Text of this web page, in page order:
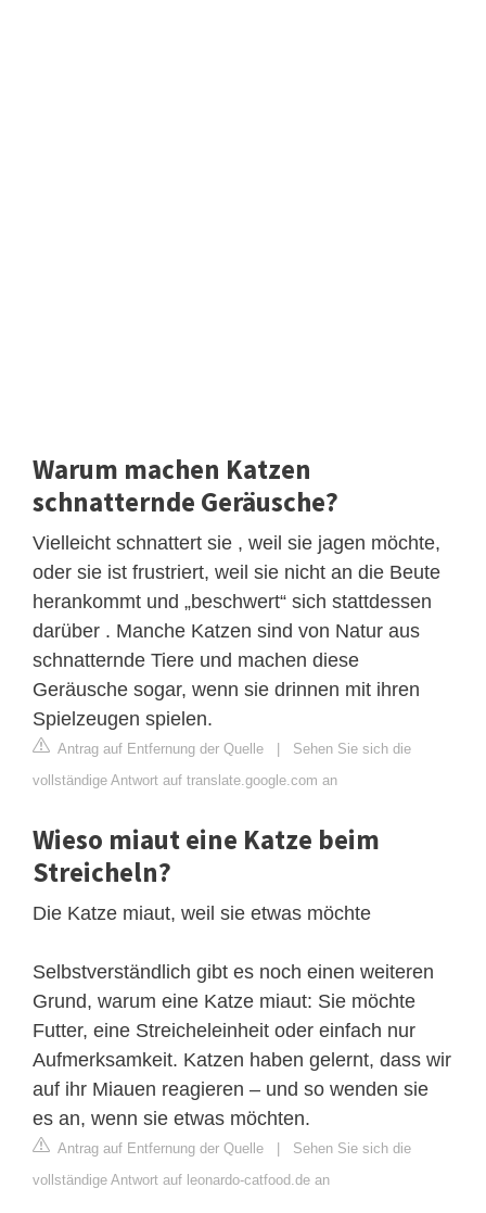
Warum machen Katzen
schnatternde Geräusche?
Vielleicht schnattert sie , weil sie jagen möchte,
oder sie ist frustriert, weil sie nicht an die Beute
herankommt und „beschwert“ sich stattdessen
darüber . Manche Katzen sind von Natur aus
schnatternde Tiere und machen diese
Geräusche sogar, wenn sie drinnen mit ihren
Spielzeugen spielen.
Antrag auf Entfernung der Quelle | Sehen Sie sich die
vollständige Antwort auf translate.google.com an
Wieso miaut eine Katze beim
Streicheln?
Die Katze miaut, weil sie etwas möchte
Selbstverständlich gibt es noch einen weiteren
Grund, warum eine Katze miaut: Sie möchte
Futter, eine Streicheleinheit oder einfach nur
Aufmerksamkeit. Katzen haben gelernt, dass wir
auf ihr Miauen reagieren – und so wenden sie
es an, wenn sie etwas möchten.
Antrag auf Entfernung der Quelle | Sehen Sie sich die
vollständige Antwort auf leonardo-catfood.de an